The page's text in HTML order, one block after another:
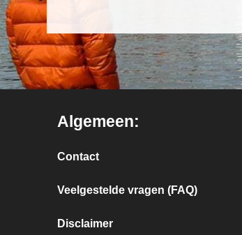
Algemeen:
Contact
Veelgestelde vragen (FAQ)
Disclaimer